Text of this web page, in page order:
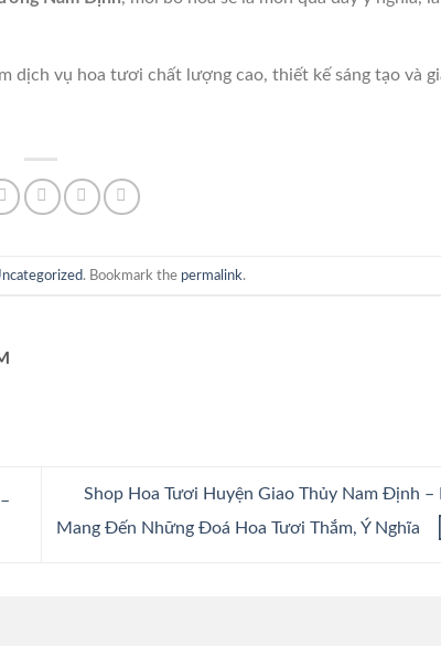
dịch vụ hoa tươi chất lượng cao, thiết kế sáng tạo và
. Bookmark the permalink.
Shop Hoa Tươi Huyện Giao Thủy Nam Định –
Mang Đến Những Đoá Hoa Tươi Thắm, Ý Nghĩa